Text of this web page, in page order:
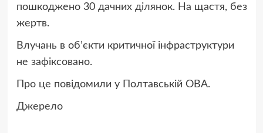
пошкоджено 30 дачних ділянок. На щастя, без
жертв.
Влучань в обʼєкти критичної інфраструктури
не зафіксовано.
Про це повідомили у Полтавській ОВА.
Джерело